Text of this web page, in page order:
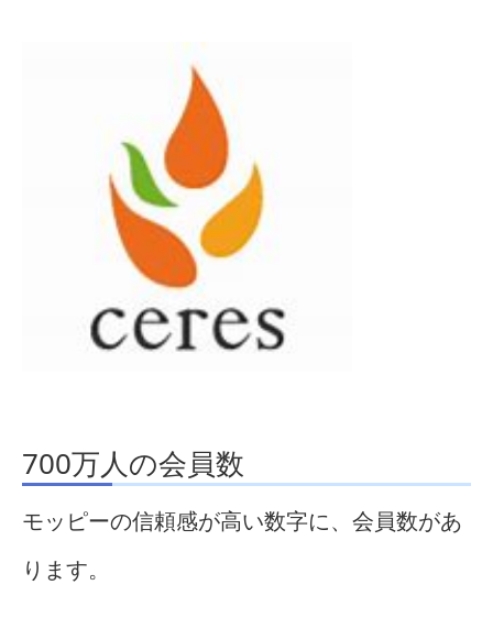
700万人の会員数
モッピーの信頼感が高い数字に、会員数があ
ります。